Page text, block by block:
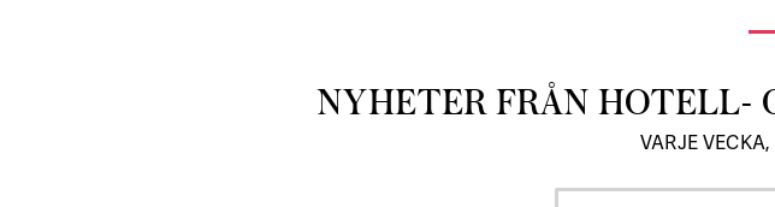
NYHETER FRÅN HOTELL-
VARJE